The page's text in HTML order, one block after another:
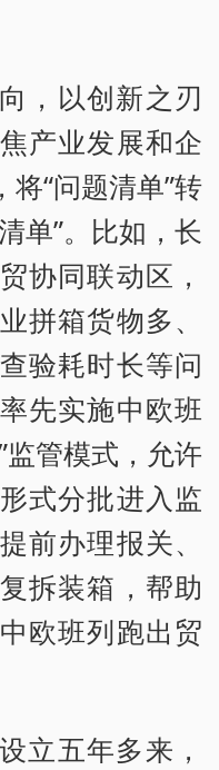
，以创新之刃
产业发展和企
“问题清单”转
单”。比如，长
协同联动区，
拼箱货物多、
验耗时长等问
先实施中欧班
监管模式，允许
式分批进入监
前办理报关、
拆装箱，帮助
欧班列跑出贸
立五年多来，